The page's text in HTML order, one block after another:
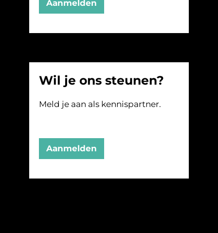
Aanmelden
Wil je ons steunen?
Meld je aan als kennispartner.
Aanmelden